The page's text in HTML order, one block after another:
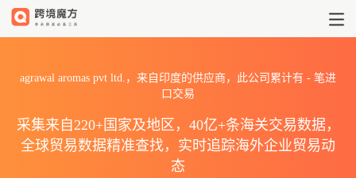
agrawal aromas pvt ltd.，来自印度的供应商，此公司累计有 - 笔进
口交易
采集来自220+国家及地区，40亿+条海关交易数据，
全球贸易数据精准查找，实时追踪海外企业贸易动
态